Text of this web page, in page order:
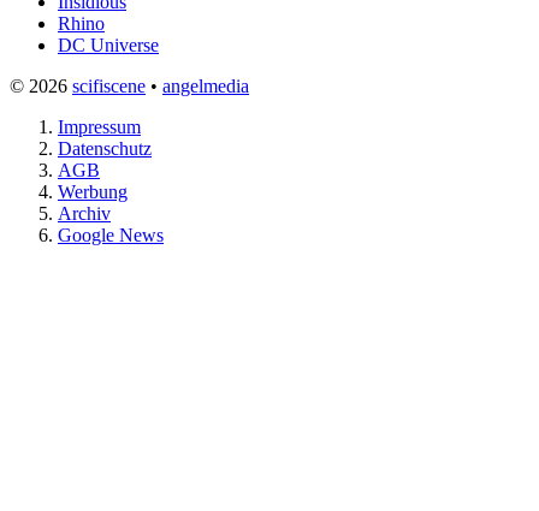
Rhino
DC Universe
© 2026 scifiscene • angelmedia
Impressum
Datenschutz
AGB
Werbung
Archiv
Google News